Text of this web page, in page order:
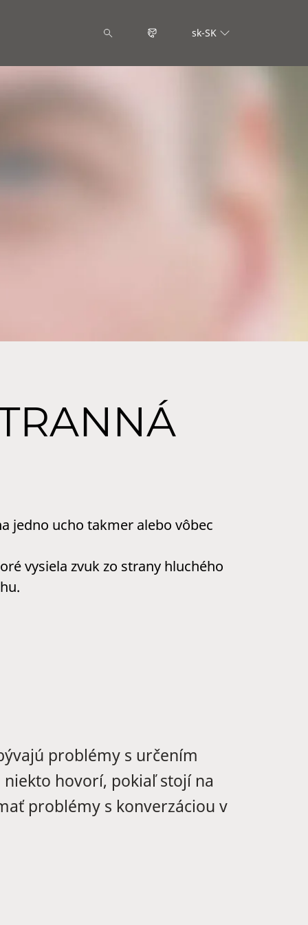
sk-SK
jedno ucho takmer alebo vôbec
vysiela zvuk zo strany hluchého
problémy s určením
hovorí, pokiaľ stojí na
problémy s konverzáciou v